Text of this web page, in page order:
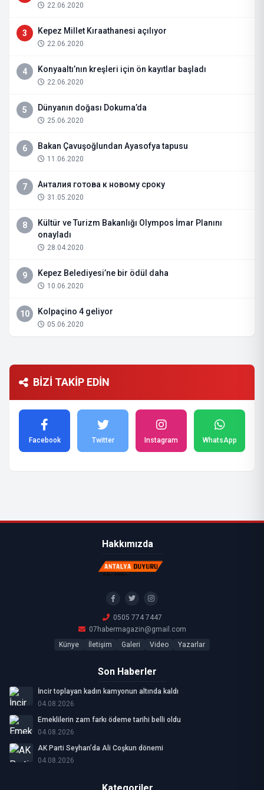
22.06.2020
3 Kepez Millet Kıraathanesi açılıyor
22.06.2020
4 Konyaaltı’nın kreşleri için ön kayıtlar başladı
22.06.2020
5 Dünyanın doğası Dokuma’da
25.06.2020
6 Bakan Çavuşoğlundan Ayasofya tapusu
11.06.2020
7 Анталия готова к новому сроку
31.05.2020
8
Kültür ve Turizm Bakanlığı Olympos İmar Planını
onayladı
28.04.2020
9 Kepez Belediyesi’ne bir ödül daha
10.06.2020
10 Kolpaçino 4 geliyor
05.06.2020
BİZİ TAKİP EDİN
Facebook Twitter Instagram WhatsApp
Hakkımızda
0505 774 7447
07habermagazin@gmail.com
Künye
İletişim Galeri Video Yazarlar
Son Haberler
İncir toplayan kadın kamyonun altında kaldı
04.08.2026
Emeklilerin zam farkı ödeme tarihi belli oldu
04.08.2026
AK Parti Seyhan’da Ali Coşkun dönemi
04.08.2026